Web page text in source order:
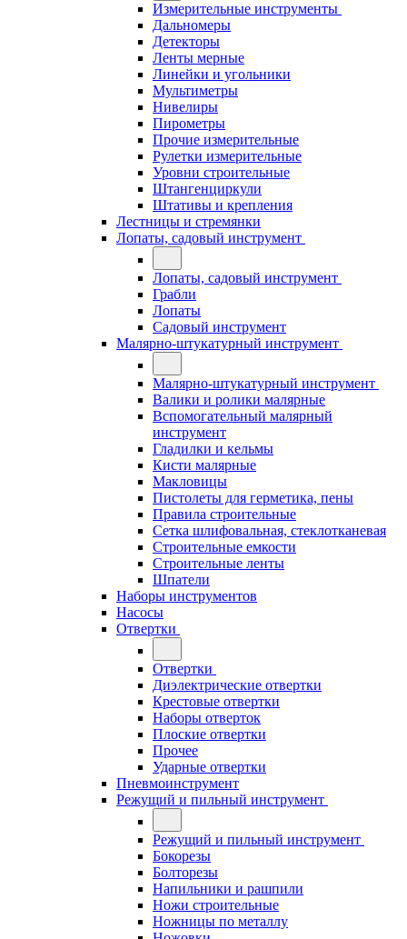
Измерительные инструменты
Дальномеры
Детекторы
Ленты мерные
Линейки и угольники
Мультиметры
Нивелиры
Пирометры
Прочие измерительные
Рулетки измерительные
Уровни строительные
Штангенциркули
Штативы и крепления
Лестницы и стремянки
Лопаты, садовый инструмент
Лопаты, садовый инструмент
Грабли
Лопаты
Садовый инструмент
Малярно-штукатурный инструмент
Малярно-штукатурный инструмент
Валики и ролики малярные
Вспомогательный малярный
инструмент
Гладилки и кельмы
Кисти малярные
Макловицы
Пистолеты для герметика, пены
Правила строительные
Сетка шлифовальная, стеклотканевая
Строительные емкости
Строительные ленты
Шпатели
Наборы инструментов
Насосы
Отвертки
Отвертки
Диэлектрические отвертки
Крестовые отвертки
Наборы отверток
Плоские отвертки
Прочее
Ударные отвертки
Пневмоинструмент
Режущий и пильный инструмент
Режущий и пильный инструмент
Бокорезы
Болторезы
Напильники и рашпили
Ножи строительные
Ножницы по металлу